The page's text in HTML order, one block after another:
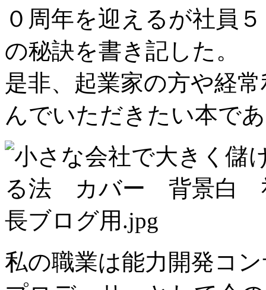
０周年を迎えるが社員
の秘訣を書き記した。
是非、起業家の方や経
んでいただきたい本で
私の職業は能力開発コ